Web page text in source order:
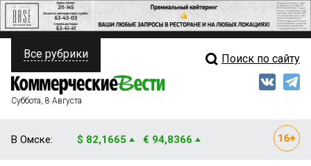
ПОЛИТИКА
ФИНАНСЫ
Свежий выпуск
Все рубрики Поиск по сайту
Суббота, 8 Августа
В Омске: $ 82,1665 € 94,8366